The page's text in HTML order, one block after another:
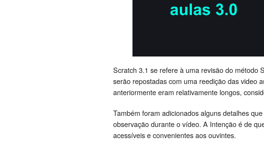
Scratch 3.1 se refere à uma revisão do método
serão repostadas com uma reedição das video
anteriormente eram relativamente longos,
Também foram adicionados alguns detalhes
observação durante o vídeo. A Intenção é de
acessíveis e convenientes aos ouvintes.